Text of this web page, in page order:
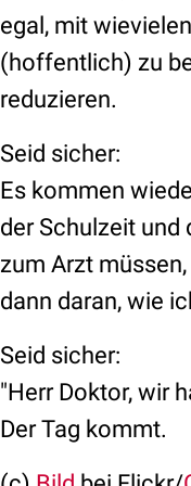
egal, mit
(hoffentlich) zu
reduzieren.
Seid sicher:
Es kommen
der Schulzeit und
zum Arzt
dann daran, wie
Seid sicher:
"Herr Doktor, wir
Der Tag kommt.